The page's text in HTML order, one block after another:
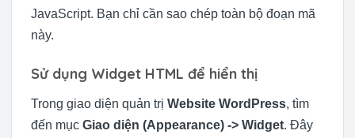
JavaScript. Bạn chỉ cần sao chép toàn bộ đoạn mã
này.
Sử dụng Widget HTML để hiển thị
Trong giao diện quản trị Website WordPress, tìm
đến mục Giao diện (Appearance) -> Widget. Đây